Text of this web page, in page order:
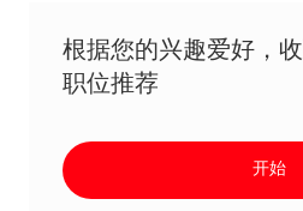
根据您的兴趣爱好，
职位推荐
开始